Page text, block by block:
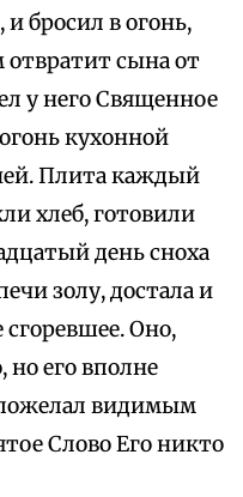
бросил в огонь,
отвратит сына от
у него Священное
кухонной
Плита каждый
хлеб, готовили
день сноха
золу, достала и
Оно,
но его вполне
видимым
Слово Его никто